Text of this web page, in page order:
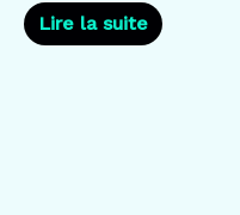
Lire la suite